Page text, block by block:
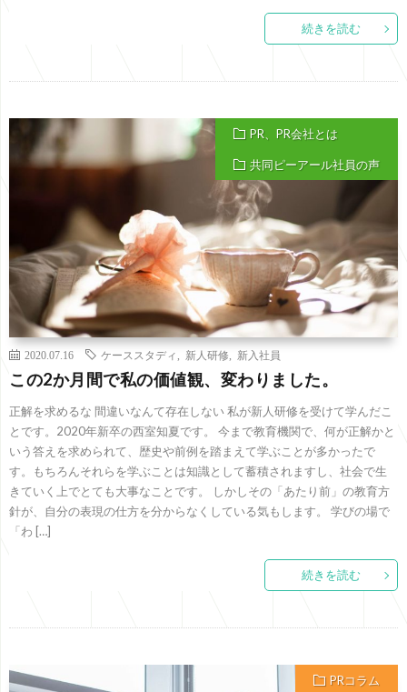
続きを読む
PR、PR会社とは
共同ピーアール社員の声
2020.07.16 ケーススタディ 新人研修 新入社員
この2か月間で私の価値観、変わりました。
正解を求めるな 間違いなんて存在しない 私が新人研修を受けて学んだこ
とです。2020年新卒の西室知夏です。 今まで教育機関で、何が正解かと
いう答えを求められて、歴史や前例を踏まえて学ぶことが多かったで
す。もちろんそれらを学ぶことは知識として蓄積されますし、社会で生
きていく上でとても大事なことです。 しかしその「あたり前」の教育方
針が、自分の表現の仕方を分からなくしている気もします。 学びの場で
「わ […]
続きを読む
PRコラム